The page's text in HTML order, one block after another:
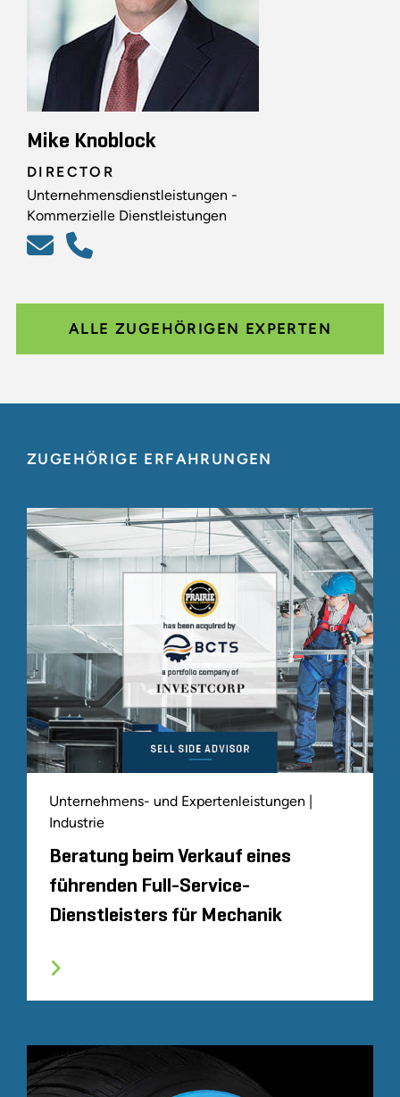
Mike Knoblock
DIRECTOR
Unternehmensdienstleistungen -
Kommerzielle Dienstleistungen
ALLE ZUGEHÖRIGEN EXPERTEN
ZUGEHÖRIGE ERFAHRUNGEN
Unternehmens- und Expertenleistungen |
Industrie
Beratung beim Verkauf eines
führenden Full-Service-
Dienstleisters für Mechanik